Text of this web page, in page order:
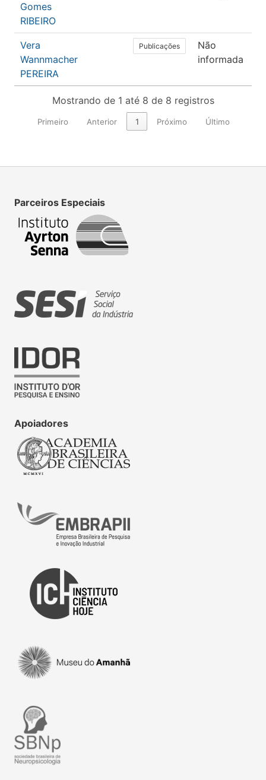
Gomes
RIBEIRO
Vera
Wannmacher
PEREIRA
Publicações
Não
informada
Mostrando de 1 até 8 de 8 registros
Primeiro Anterior 1 Próximo Último
Parceiros Especiais
Apoiadores